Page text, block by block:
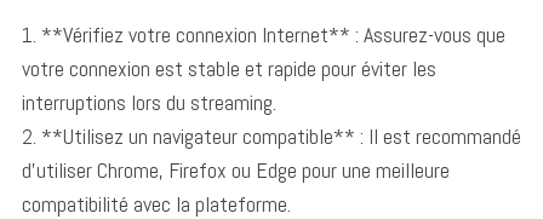
1. **Vérifiez votre connexion Internet** : Assurez-vous que
votre connexion est stable et rapide pour éviter les
interruptions lors du streaming.
2. **Utilisez un navigateur compatible** : Il est recommandé
d’utiliser Chrome, Firefox ou Edge pour une meilleure
compatibilité avec la plateforme.